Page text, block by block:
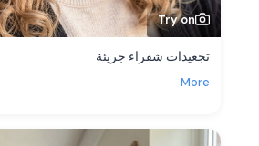
Try on
تجعيدات شقراء جريئة
More